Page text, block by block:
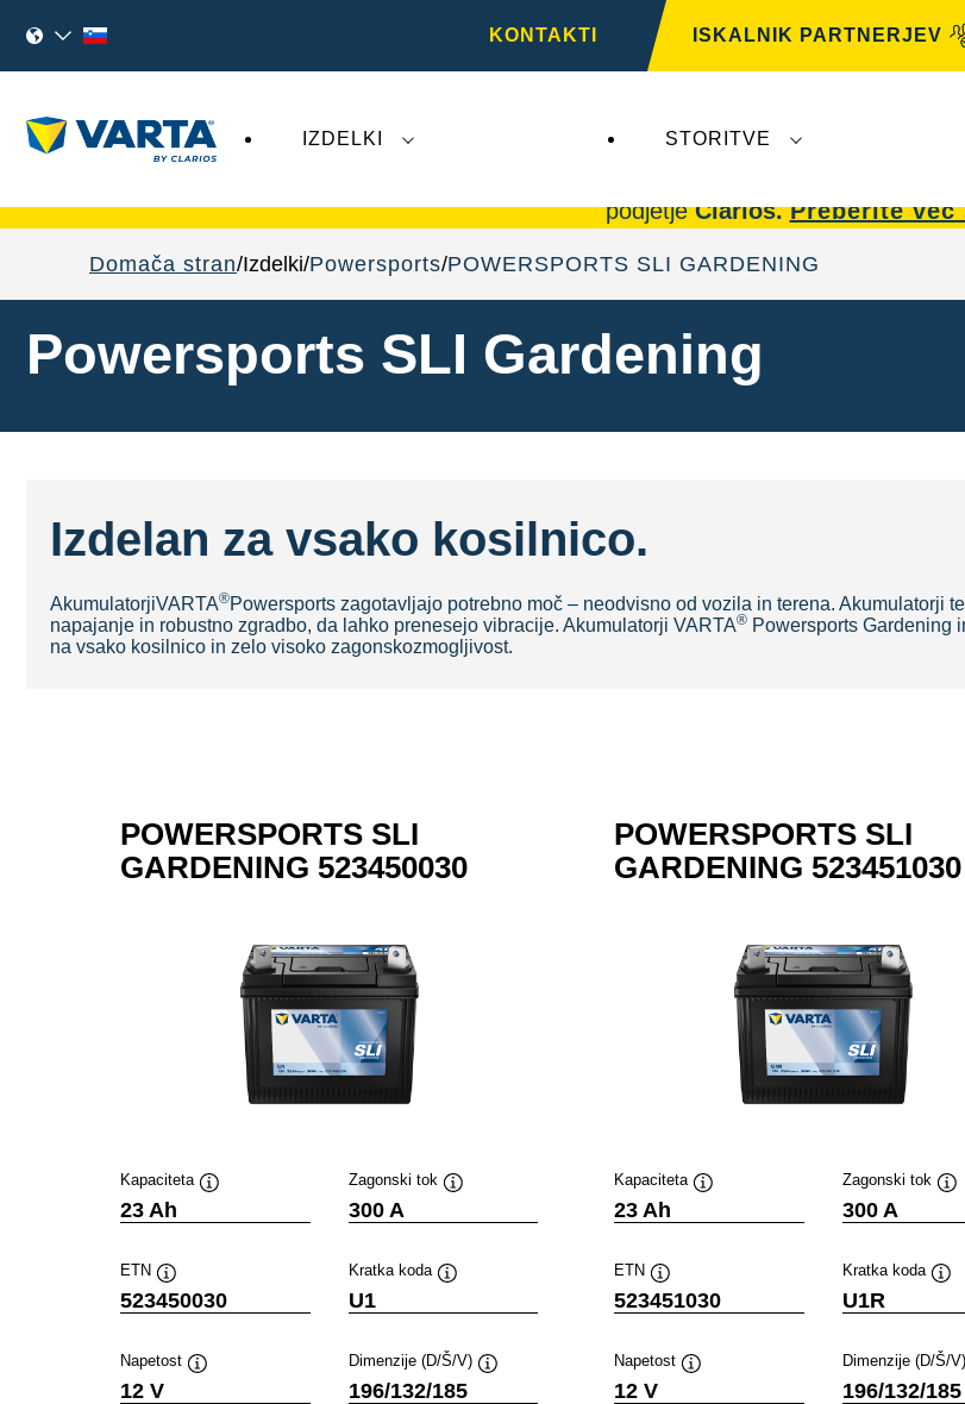
KONTAKTI ISKALNIK PARTNERJEV
IZDELKI STORITVE
podjetjeClarios.Preberite več
Domača stran Izdelki Powersports POWERSPORTS SLI GARDENING
Powersports SLI Gardening
Izdelan za vsako kosilnico.
AkumulatorjiVARTA®Powersports zagotavljajo potrebno moč – neodvisno od vozila in terena. Akumulatorji
napajanje in robustno zgradbo, da lahko prenesejo vibracije. Akumulatorji VARTA® Powersports Gardening
na vsako kosilnico in zelo visoko zagonskozmogljivost.
POWERSPORTS SLI
GARDENING 523450030
Kapaciteta
23 Ah
Zagonski tok
300 A
ETN
Namig
523450030
Kratka koda
U1
Napetost
12 V
Dimenzije (D/Š/V)
196/132/185
POWERSPORTS SLI
GARDENING 523451030
Kapaciteta
23 Ah
Zagonski tok
300 A
ETN
Namig
523451030
Kratka koda
U1R
Napetost
12 V
Dimenzije (D/Š/V)
196/132/185